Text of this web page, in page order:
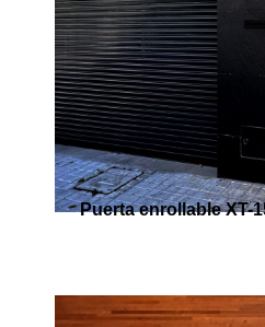
Puerta enrollable XT-